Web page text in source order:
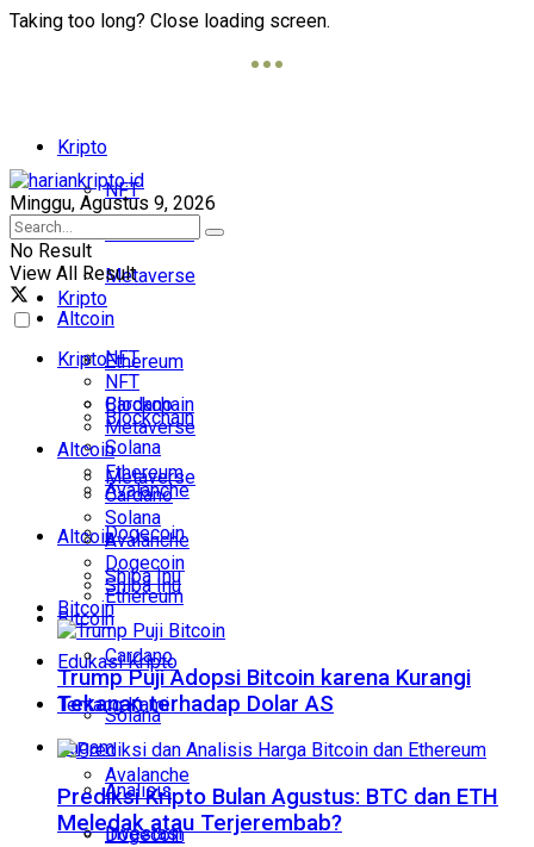
Taking too long? Close loading screen.
Kripto
NFT
Blockchain
Metaverse
Altcoin
Ethereum
Cardano
Solana
Avalanche
Dogecoin
Shiba Inu
Bitcoin
Edukasi Kripto
Tentang Kami
Ragam
Analisis
Investasi
Minggu, Agustus 9, 2026
No Result
View All Result
Kripto
NFT
Blockchain
Metaverse
Altcoin
Ethereum
Cardano
Solana
Avalanche
Dogecoin
Kripto
NFT
Blockchain
Metaverse
Altcoin
Ethereum
Cardano
Solana
Avalanche
Dogecoin
Shiba Inu
Bitcoin
Trump Puji Adopsi Bitcoin karena Kurangi
Tekanan terhadap Dolar AS
Prediksi Kripto Bulan Agustus: BTC dan ETH
Meledak atau Terjerembab?